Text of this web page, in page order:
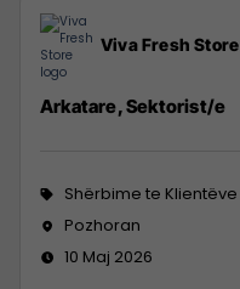
Viva Fresh Store
Arkatare, Sektorist/e
Shërbime te Klientëve
Pozhoran
10 Maj 2026